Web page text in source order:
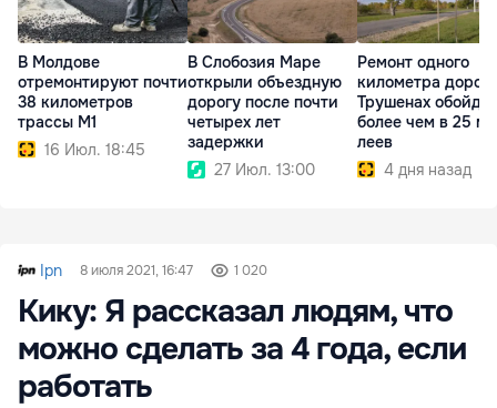
В Молдове
отремонтируют почти
38 километров
трассы M1
16 Июл. 18:45
В Слобозия Маре
открыли объездную
дорогу после почти
четырех лет
задержки
27 Июл. 13:00
Ремонт одного
километра
Трушенах
более чем в 25
леев
4 дня назад
Ipn 8 июля 2021, 16:47 1 020
Кику: Я рассказал людям, что
можно сделать за 4 года, если
работать